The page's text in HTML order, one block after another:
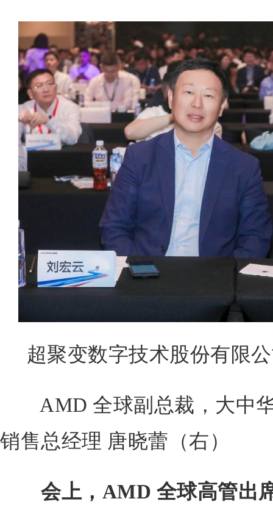
超聚变数字技术股份有限
AMD 全球副总裁，大中华
销售总经理 唐晓蕾（右）
会上，AMD 全球高管出